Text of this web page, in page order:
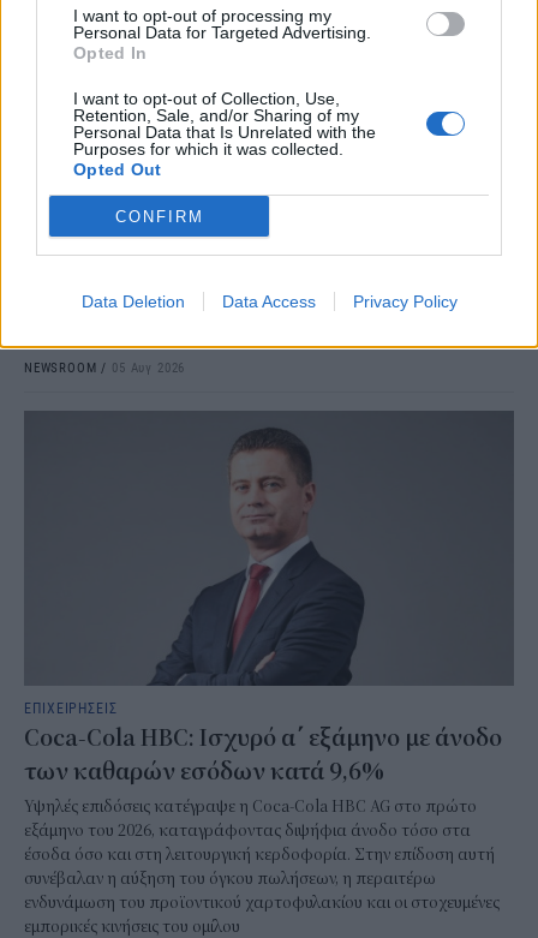
I want to opt-out of processing my
Personal Data for Targeted Advertising.
Opted In
I want to opt-out of Collection, Use,
Retention, Sale, and/or Sharing of my
Personal Data that Is Unrelated with the
Purposes for which it was collected.
Opted Out
CONFIRM
Data Deletion Data Access Privacy Policy
Λάρισα Θερμοηλεκτρική: Στην ΑΒΑΞ η
κατασκευή του σταθμού ηλεκτροπαραγωγής
800 MW
Την υπογραφή σύμβασης με τη Λάρισα Θερμοηλεκτρική
ανακοίνωσε ο Όμιλος ΑΒΑΞ, αναλαμβάνοντας τη μελέτη, την
συνδυασμένου κύκλου, ισχύος 800 MW. Η νέα ανάθεση
επιβεβαιώνει την ισχυρή παρουσία και την τεχνογνωσία του Ομίλου
NEWSROOM / 05 Αυγ 2026
ΕΠΙΧΕΙΡΗΣΕΙΣ
Coca-Cola HBC: Ισχυρό α΄ εξάμηνο με άνοδο
των καθαρών εσόδων κατά 9,6%
Υψηλές επιδόσεις κατέγραψε η Coca-Cola HBC AG στο πρώτο
εξάμηνο του 2026, καταγράφοντας διψήφια άνοδο τόσο στα
έσοδα όσο και στη λειτουργική κερδοφορία. Στην επίδοση αυτή
συνέβαλαν η αύξηση του όγκου πωλήσεων, η περαιτέρω
ενδυνάμωση του προϊοντικού χαρτοφυλακίου και οι στοχευμένες
εμπορικές κινήσεις του ομίλου